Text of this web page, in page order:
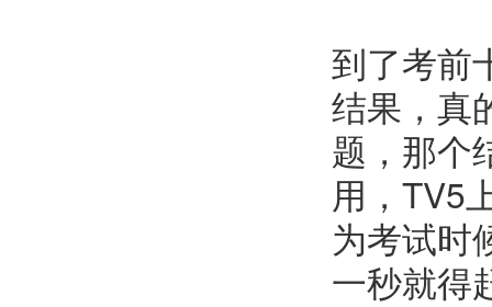
到了考前
结果，真
题，那个
用，TV5
为考试时
一秒就得